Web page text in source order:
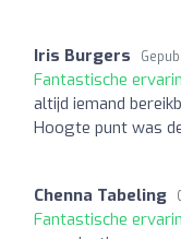
Iris Burgers
Fantastische
altijd iemand
Hoogte punt was
Chenna Tabeling
Fantastische